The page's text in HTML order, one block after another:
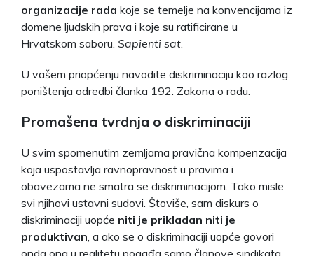
organizacije rada koje se temelje na konvencijama iz
domene ljudskih prava i koje su ratificirane u
Hrvatskom saboru. Sapienti sat
U vašem priopćenju navodite diskriminaciju kao razlog
poništenja odredbi članka 192. Zakona o radu.
Promašena tvrdnja o diskriminaciji
U svim spomenutim zemljama pravična kompenzacija
koja uspostavlja ravnopravnost u pravima i
obavezama ne smatra se diskriminacijom. Tako misle
svi njihovi ustavni sudovi. Štoviše, sam diskurs o
diskriminaciji uopće niti je prikladan niti je
produktivan , a ako se o diskriminaciji uopće govori
onda ona u realitetu pogađa samo članove sindikata,